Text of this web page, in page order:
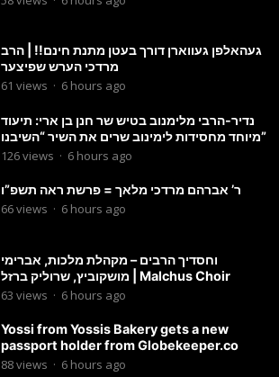
געהאלפן געווארן דורך בעטן מתנת חינם!! | הרב
מרדכי הערש שפיצער
61 views · 6 hours ago
נדיר-הרבי מלימנוב בטיש שר חנן בן ארי: תיעוד
מיוחד מחסידות לימינוב שרים את השיר “השיבנו”
126views · 6 hours ago
ר’ אברהם מרדכי מלאך = פרשת ראה תשפ”ו
66views · 6 hours ago
וחסדיך הרבים – מקהלת מלכות, אברימי
מושקוביץ, שרוליק ברזל | Malchus Choir
63 views · 6 hours ago
Yossi from Yossis Bakery gets a new
passport holder from Globekeeper.co
88views · 6 hours ago